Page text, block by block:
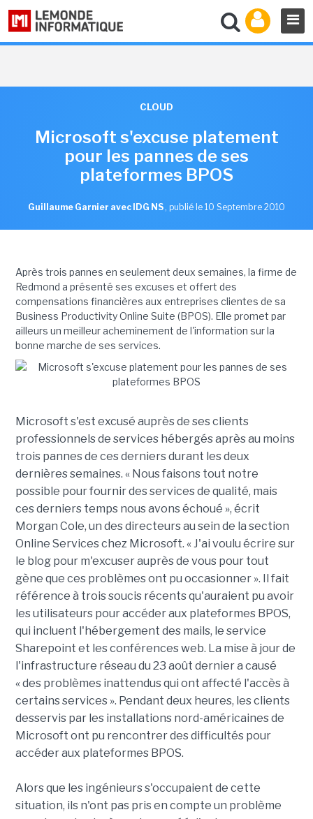
CLOUD
Microsoft s'excuse platement
pour les pannes de ses
plateformes BPOS
Guillaume Garnier avec IDG NS , publié le 10 Septembre 2010
Après trois pannes en seulement deux semaines, la firme de
Redmond a présenté ses excuses et offert des
compensations financières aux entreprises clientes de sa
Business Productivity Online Suite (BPOS). Elle promet par
ailleurs un meilleur acheminement de l'information sur la
bonne marche de ses services.
Microsoft s'est excusé auprès de ses clients
professionnels de services hébergés après au moins
trois pannes de ces derniers durant les deux
dernières semaines. « Nous faisons tout notre
possible pour fournir des services de qualité, mais
ces derniers temps nous avons échoué », écrit
Morgan Cole, un des directeurs au sein de la section
Online Services chez Microsoft. « J'ai voulu écrire sur
le blog pour m'excuser auprès de vous pour tout
gène que ces problèmes ont pu occasionner ». Il fait
référence à trois soucis récents qu'auraient pu avoir
les utilisateurs pour accéder aux plateformes BPOS,
qui incluent l'hébergement des mails, le service
Sharepoint et les conférences web. La mise à jour de
l'infrastructure réseau du 23 août dernier a causé
« des problèmes inattendus qui ont affecté l'accès à
certains services ». Pendant deux heures, les clients
desservis par les installations nord-américaines de
Microsoft ont pu rencontrer des difficultés pour
accéder aux plateformes BPOS.
Alors que les ingénieurs s'occupaient de cette
situation, ils n'ont pas pris en compte un problème